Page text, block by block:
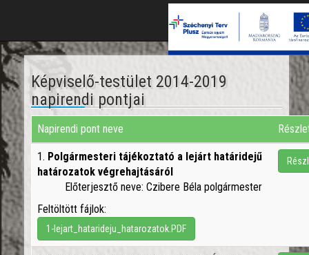
Képviselő-testület 2014-2019
napirendi pontjai
Napirendi pont neve
1. Polgármesteri tájékoztató a lejárt határidejű
határozatok végrehajtásáról
Előterjesztő neve: Czibere Béla polgármester
Feltöltött fájlok:
1-lejart_hatarideju_hatarozatok.PDF